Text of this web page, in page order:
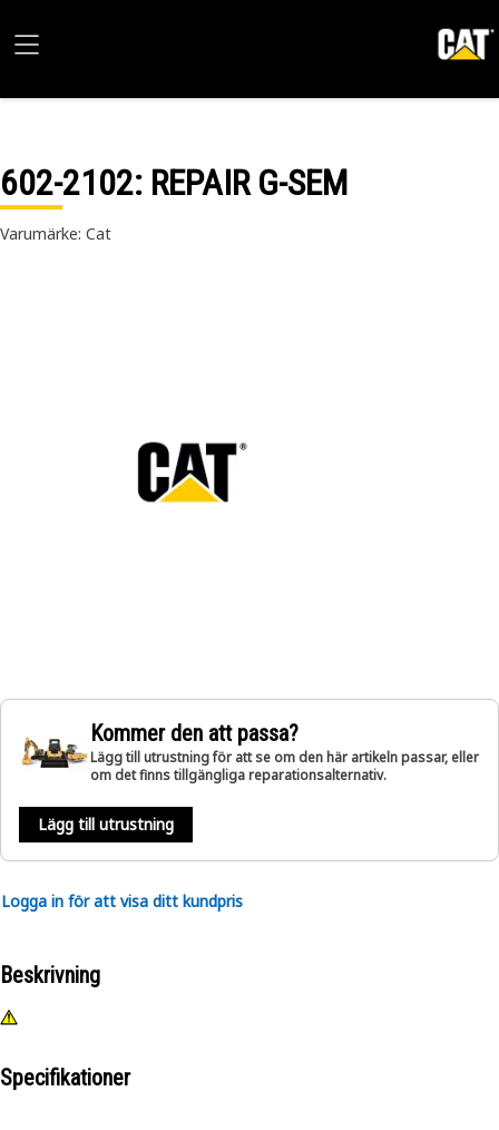
602-2102: REPAIR G-SEM
Varumärke: Cat
Kommer den att passa?
Lägg till utrustning för att se om den här artikeln passar, eller
om det finns tillgängliga reparationsalternativ.
Lägg till utrustning
Logga in för att visa ditt kundpris
Beskrivning
Specifikationer